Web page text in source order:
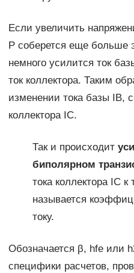
Если увеличить
P соберется еще больше
немного усилится ток
ток коллектора. Таким
изменении тока базы IB,
коллектора IС.
Так и происходит
биполярном
тока коллектора IС к
называется
току.
Обозначается β, hfe или
специфики расчетов,